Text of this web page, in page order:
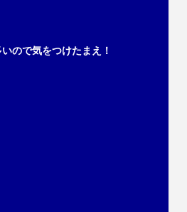
ので気をつけたまえ！